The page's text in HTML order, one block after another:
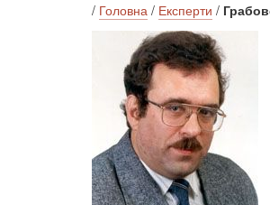
/ Головна / Експерти /